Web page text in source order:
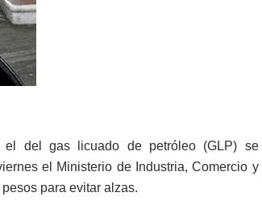
del gas licuado de petróleo (GLP) se
el Ministerio de Industria, Comercio y
para evitar alzas.